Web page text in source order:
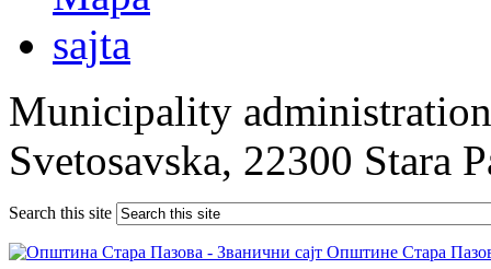
Municipality
Svetosavska, 22300 Stara
Search this site